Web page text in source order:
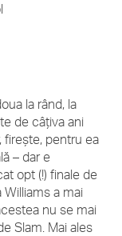
la rând, la
de câțiva ani
firește, pentru ea
– dar e
opt (!) finale de
a mai
nu se mai
Slam. Mai ales